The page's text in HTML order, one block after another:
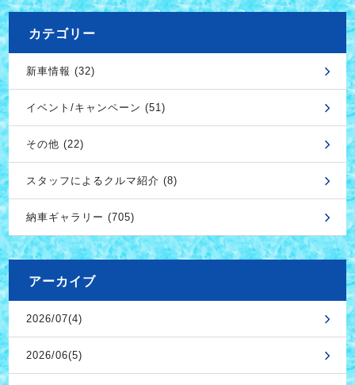
カテゴリー
新車情報 (32)
イベント/キャンペーン (51)
その他 (22)
スタッフによるクルマ紹介 (8)
納車ギャラリー (705)
アーカイブ
2026/07(4)
2026/06(5)